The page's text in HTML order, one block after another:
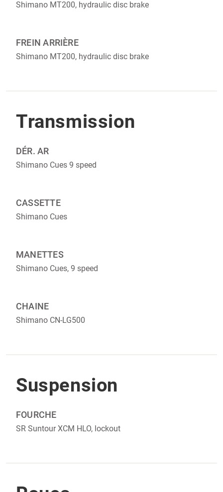
Shimano MT200, hydraulic disc brake
FREIN ARRIÈRE
Shimano MT200, hydraulic disc brake
Transmission
DÉR. AR
Shimano Cues 9 speed
CASSETTE
Shimano Cues
MANETTES
Shimano Cues, 9 speed
CHAINE
Shimano CN-LG500
Suspension
FOURCHE
SR Suntour XCM HLO, lockout